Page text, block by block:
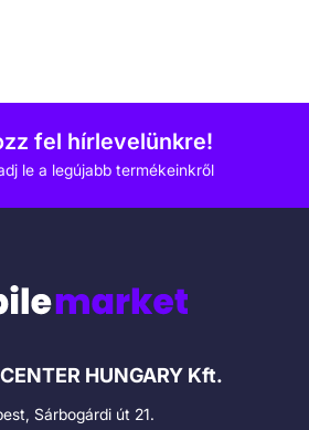
fel hírlevelünkre!
le a legújabb termékeinkről
HUNGARY Kft.
Sárbogárdi út 21.